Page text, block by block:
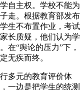
自主权。学校不能为
走。根据教育部发布
生不布置作业，考试
长质疑，他们认为学
在“舆论的压力”下，
无疾而终。
多元的教育评价体
一边是把学生的统测